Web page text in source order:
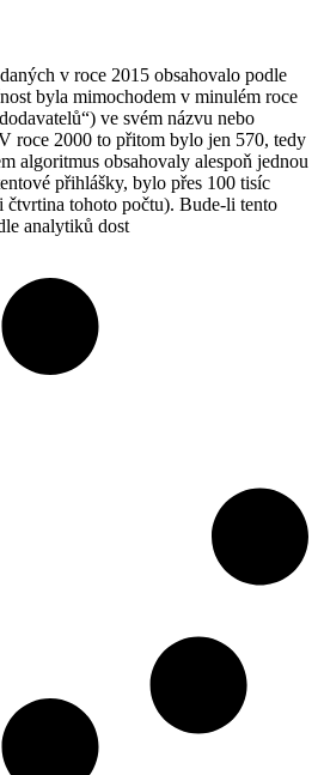
v roce 2015 obsahovalo podle
byla mimochodem v minulém roce
ve svém názvu nebo
roce 2000 to přitom bylo jen 570, tedy
algoritmus obsahovaly alespoň jednou
přihlášky, bylo přes 100 tisíc
čtvrtina tohoto počtu). Bude-li tento
analytiků dost